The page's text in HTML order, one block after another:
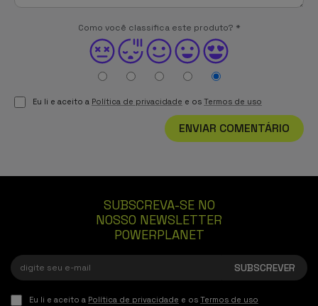
Como você classifica este produto? *
Eu li e aceito a Política de privacidade e os Termos de uso
ENVIAR COMENTÁRIO
SUBSCREVA-SE NO
NOSSO NEWSLETTER
POWERPLANET
Eu li e aceito a Política de privacidade e os Termos de uso